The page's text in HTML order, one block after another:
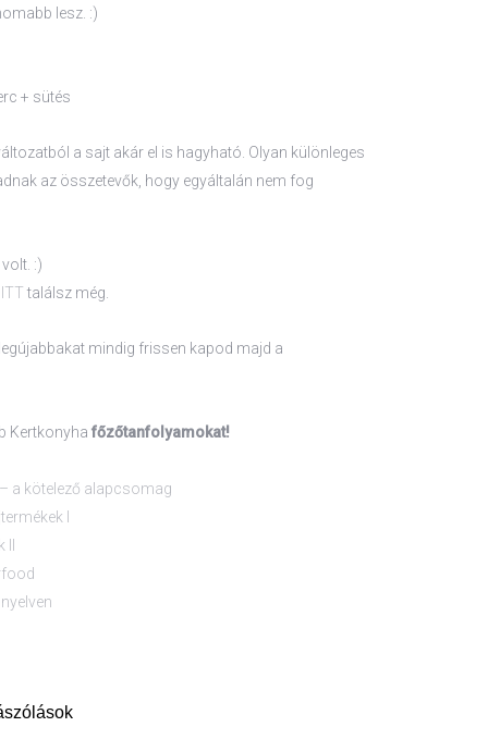
lesz. :)
+ sütés
a sajt akár el is hagyható. Olyan különleges
az összetevők, hogy egyáltalán nem fog
:)
ITT találsz még.
legújabbakat mindig frissen kapod majd a
Kertkonyha főzőtanfolyamokat!
a kötelező alapcsomag
I